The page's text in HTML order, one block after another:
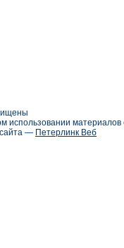
использовании
— Петерлинк Веб